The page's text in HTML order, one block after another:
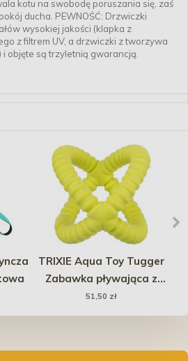
kotu na swobodę poruszania się, zaś
ducha. PEWNOŚĆ: Drzwiczki
wysokiej jakości (klapka z
z filtrem UV, a drzwiczki z tworzywa
objęte są trzyletnią gwarancją.
TRIXIE Aqua Toy Tugger
Zabawka pływająca z
TPR 17 cm
51,50 zł